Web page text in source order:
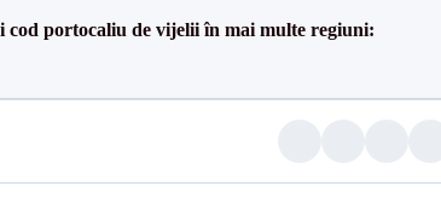
cod portocaliu de vijelii în mai multe regiuni: